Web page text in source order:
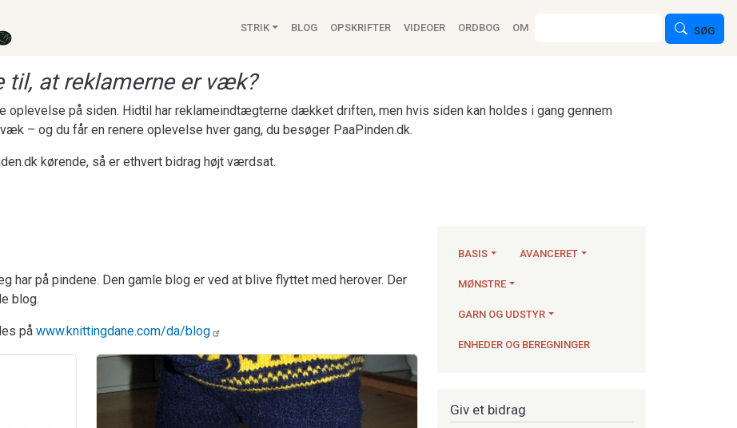
Main navigation
STRIK BLOG OPSKRIFTER VIDEOER ORDBOG OM SØG
at reklamerne er væk?
oplevelse på siden. Hidtil har reklameindtægterne dækket driften, men hvis siden kan holdes i gang gennem
– og du får en renere oplevelse hver gang, du besøger PaaPinden.dk.
kørende, så er ethvert bidrag højt værdsat.
har på pindene. Den gamle blog er ved at blive flyttet med herover. Der
blog.
på www.knittingdane.com/da/blog
BASIS AVANCERET
MØNSTRE
GARN OG UDSTYR
ENHEDER OG BEREGNINGER
Giv et bidrag